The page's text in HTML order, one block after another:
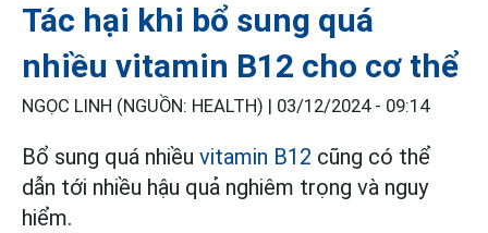
Tác hại khi bổ sung quá
nhiều vitamin B12 cho cơ thể
NGỌC LINH (NGUỒN: HEALTH) | 03/12/2024 - 09:14
Bổ sung quá nhiều vitamin B12 cũng có thể
dẫn tới nhiều hậu quả nghiêm trọng và nguy
hiểm.